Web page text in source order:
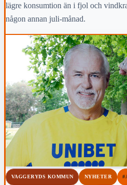
lägre konsumtion än i fjol och
någon annan juli-månad.
VAGGERYDS KOMMUN NYHETER